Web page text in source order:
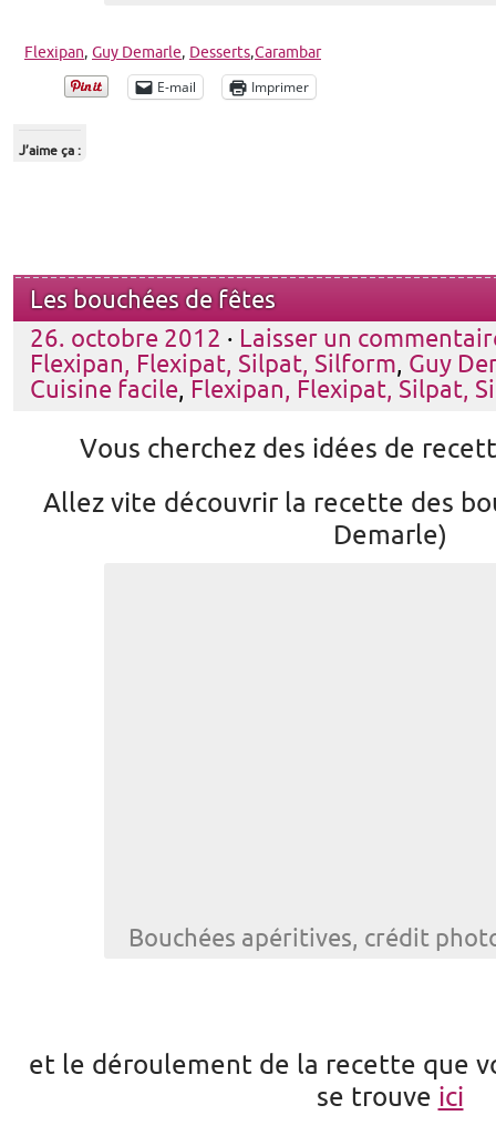
Flexipan, Guy Demarle, Desserts,Carambar
E-mail Imprimer
J’aime ça :
Les bouchées de fêtes
26. octobre 2012 · Laisser un
Flexipan, Flexipat, Silpat, Silform, Guy
Cuisine facile, Flexipan, Flexipat, Silpat,
Vous cherchez des idées de
Allez vite découvrir la recette des
Demarle)
Bouchées apéritives, crédit
et le déroulement de la recette que
se trouve ici